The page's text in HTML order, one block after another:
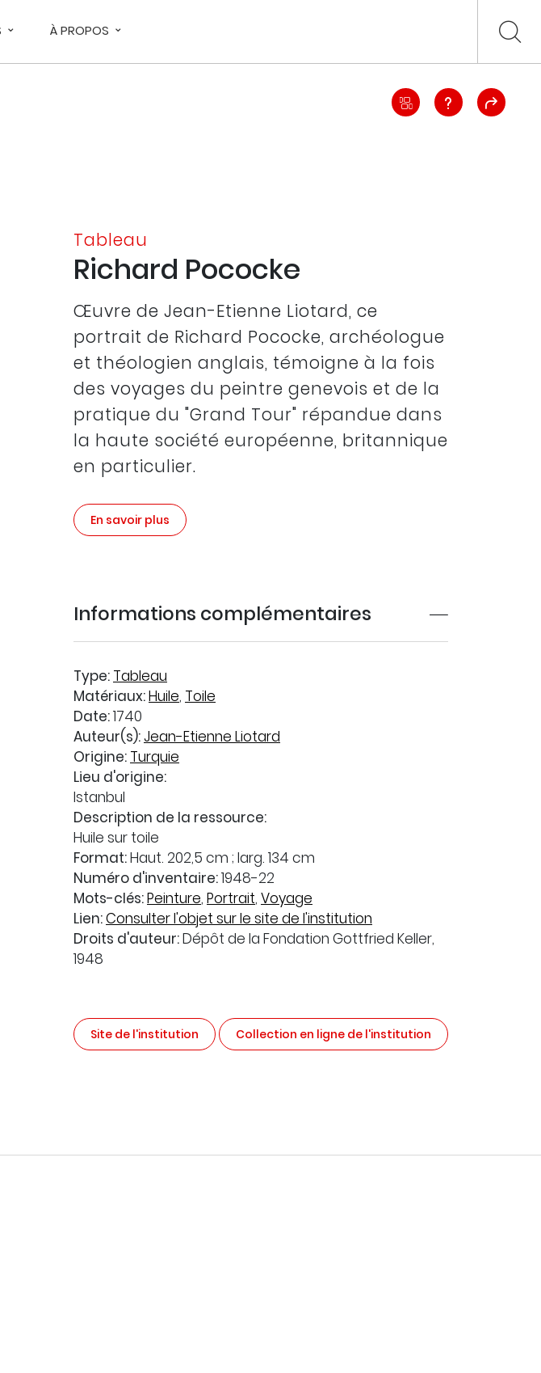
À PROPOS
Tableau
Richard Pococke
Œuvre de Jean-Etienne Liotard, ce
portrait de Richard Pococke, archéologue
et théologien anglais, témoigne à la fois
des voyages du peintre genevois et de la
pratique du "Grand Tour" répandue dans
la haute société européenne, britannique
en particulier.
En savoir plus
Informations complémentaires
Type: Tableau
Matériaux:Huile, Toile
Date:1740
Auteur(s):Jean-Etienne Liotard
Origine: Turquie
Lieu d'origine:
Istanbul
Description de la ressource:
Huile sur toile
Format:Haut. 202,5 cm ; larg. 134 cm
Numéro d'inventaire:1948-22
Mots-clés:Peinture, Portrait, Voyage
Lien:Consulter l'objet sur le site de l'institution
Droits d'auteur:Dépôt de la Fondation Gottfried Keller,
1948
Site de l'institution Collection en ligne de l'institution